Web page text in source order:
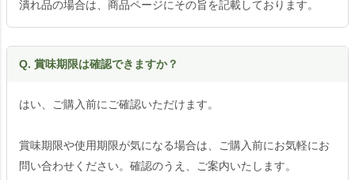
潰れ品の場合は、商品ページにその旨を記載しております。
Q. 賞味期限は確認できますか？
はい、ご購入前にご確認いただけます。
賞味期限や使用期限が気になる場合は、ご購入前にお気軽にお
問い合わせください。確認のうえ、ご案内いたします。